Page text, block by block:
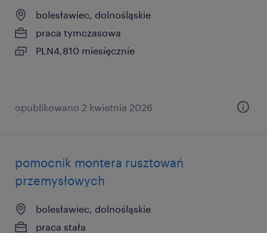
bolesławiec, dolnośląskie
praca tymczasowa
PLN4,810 miesięcznie
opublikowano 2 kwietnia 2026
pomocnik montera rusztowań
przemysłowych
bolesławiec, dolnośląskie
praca stała